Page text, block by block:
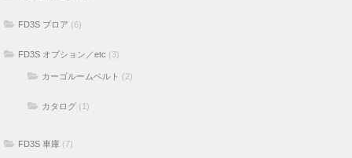
FD3S ブロア (6)
FD3S オプション／etc (3)
カーゴルームベルト (2)
カタログ (1)
FD3S 車庫 (7)